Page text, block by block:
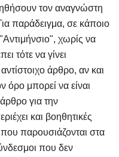
τον αναγνώστη
παράδειγμα, σε κάποιο
χωρίς να
τότε να γίνει
άρθρο, αν και
όρο μπορεί να είναι
για την
και βοηθητικές
παρουσιάζονται στα
που δεν